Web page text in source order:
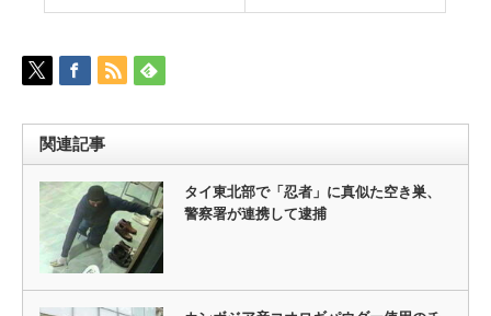
関連記事
タイ東北部で「忍者」に真似た空き巣、
警察署が連携して逮捕